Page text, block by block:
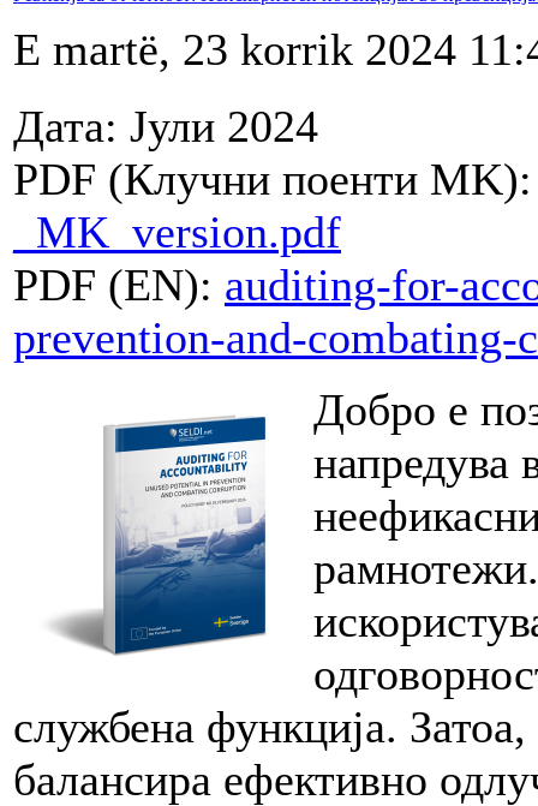
E martë, 23 korrik 2024
Дата: Јули 2024
PDF (Клучни поенти
_MK_version.pdf
PDF (EN): auditing-for-
prevention-and-combating-
Добро е
напредува
службена функција.
балансира ефективно